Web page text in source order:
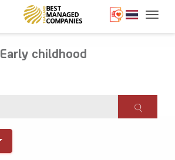
Early childhood